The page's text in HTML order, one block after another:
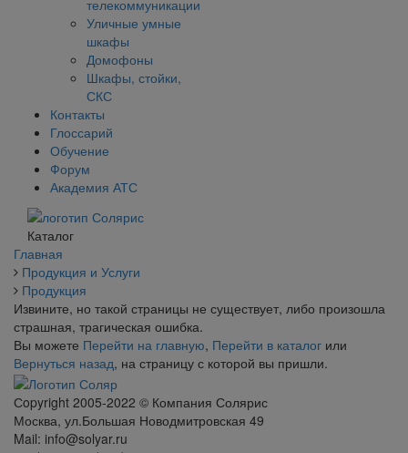
телекоммуникации
Уличные умные
шкафы
Домофоны
Шкафы, стойки,
СКС
Контакты
Глоссарий
Обучение
Форум
Академия АТС
Каталог
Главная
Продукция и Услуги
Продукция
Извините, но такой страницы не существует, либо произошла
страшная, трагическая ошибка.
Вы можете Перейти на главную, Перейти в каталог или
Вернуться назад, на страницу с которой вы пришли.
Сopyright 2005-2022 © Компания Солярис
Москва, ул.Большая Новодмитровская 49
Mail: info@solyar.ru